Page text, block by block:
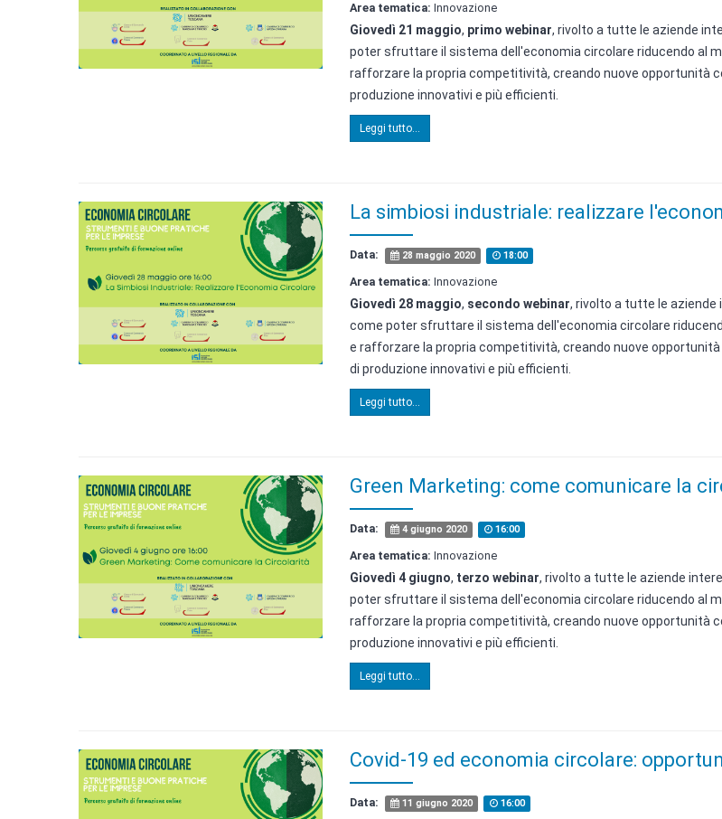
Area tematica: Innovazione
Giovedì 21 maggio, primo webinar, rivolto a tutte le aziende
poter sfruttare il sistema dell'economia circolare riducendo al
rafforzare la propria competitività, creando nuove opportunità
produzione innovativi e più efficienti.
Leggi tutto...
La simbiosi industriale: realizzare
Data: 28 maggio 2020 18:00
Area tematica: Innovazione
Giovedì 28 maggio, secondo webinar, rivolto a tutte le aziende
come poter sfruttare il sistema dell'economia circolare
e rafforzare la propria competitività, creando nuove
di produzione innovativi e più efficienti.
Leggi tutto...
Green Marketing: come comunicare la
Data: 4 giugno 2020 16:00
Area tematica: Innovazione
Giovedì 4 giugno, terzo webinar, rivolto a tutte le aziende
poter sfruttare il sistema dell'economia circolare riducendo al
rafforzare la propria competitività, creando nuove opportunità
produzione innovativi e più efficienti.
Leggi tutto...
Covid-19 ed economia circolare:
Data: 11 giugno 2020 16:00